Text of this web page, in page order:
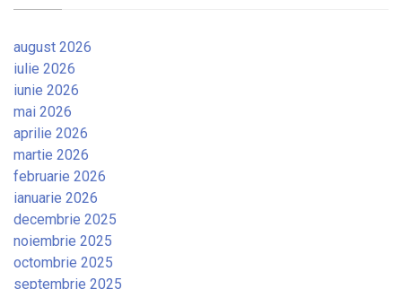
august 2026
iulie 2026
iunie 2026
mai 2026
aprilie 2026
martie 2026
februarie 2026
ianuarie 2026
decembrie 2025
noiembrie 2025
octombrie 2025
septembrie 2025